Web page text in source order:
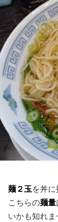
麺２玉を丼に
こちらの麺量
いかも知れま